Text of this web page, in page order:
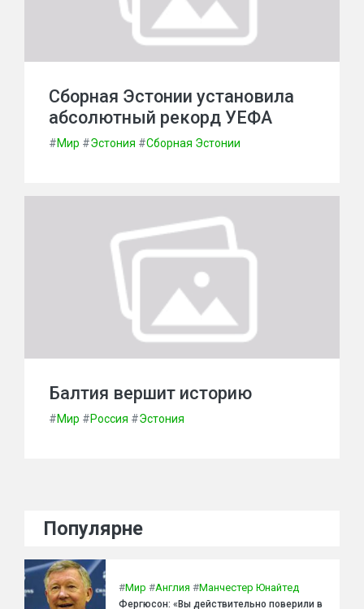
Сборная Эстонии установила
абсолютный рекорд УЕФА
#Мир #Эстония #Сборная Эстонии
Балтия вершит историю
#Мир #Россия #Эстония
Популярне
#Мир #Англия #Манчестер Юнайтед
Фергюсон: «Вы действительно поверили в